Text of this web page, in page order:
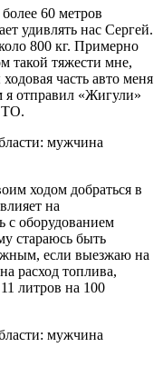
60 метров
удивлять нас Сергей.
800 кг. Примерно
такой тяжести мне,
часть авто меня
отправил «Жигули»
ТО.
ходом добраться в
на
с оборудованием
стараюсь быть
если выезжаю на
расход топлива,
литров на 100